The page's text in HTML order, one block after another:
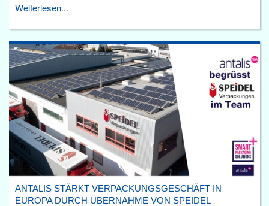
Weiterlesen...
ANTALIS STÄRKT VERPACKUNGSGESCHÄFT IN
EUROPA DURCH ÜBERNAHME VON SPEIDEL